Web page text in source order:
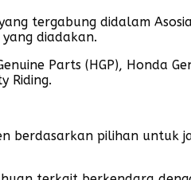
tergabung didalam
diadakan.
Parts (HGP), Honda
Riding.
berdasarkan pilihan